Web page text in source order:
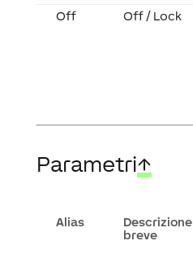
Off Off / Lock
Parametri↑
Alias
Descrizione
breve